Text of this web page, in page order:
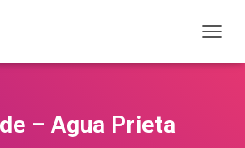
– Agua Prieta